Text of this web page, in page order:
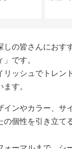
しの皆さんにおす
です。
リッシュでトレン
す。
インやカラー、サ
の個性を引き立て